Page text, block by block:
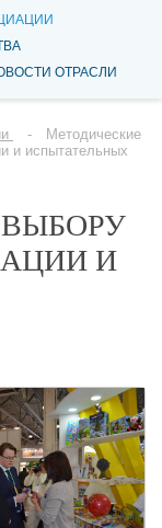
ОТРАСЛИ
Методические
и испытательных
И